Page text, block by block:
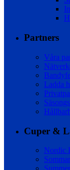
Partners
Våra
Ladda
Cuper &
Nordic